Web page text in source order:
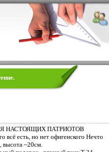
НАСТОЯЩИХ ПАТРИОТОВ
есть, но нет офигенского Нечто
высота ~20см.